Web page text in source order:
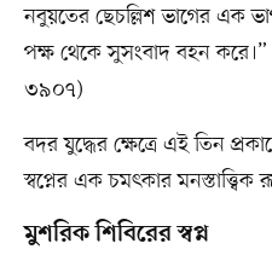
নবুয়তের ছেচল্লিশ ভাগের এক
পক্ষ থেকে সুসংবাদ বহন
৩৯০৭)
বদর যুদ্ধের ক্ষেত্রে এই তিন
স্বপ্নের এক চমৎকার
মুশরিক শিবিরের স্বপ্ন